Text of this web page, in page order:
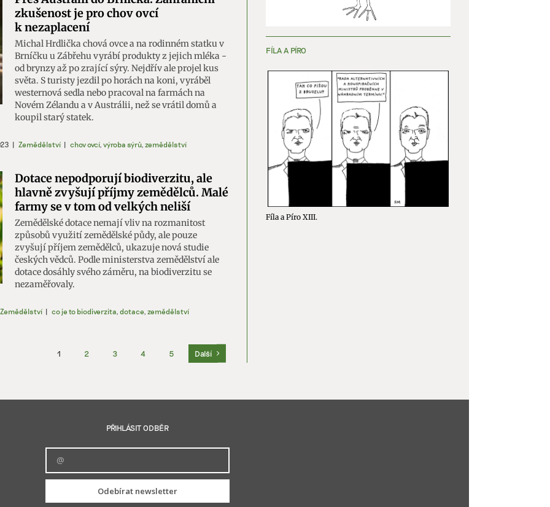
zkušenost je pro chov ovcí
k nezaplacení
Michal Hrdlička chová ovce a na rodinném statku v
Brníčku u Zábřehu vyrábí produkty z jejich mléka -
od brynzy až po zrající sýry. Nejdřív ale projel kus
světa. S turisty jezdil po horách na koni, vyráběl
westernová sedla nebo pracoval na farmách na
Novém Zélandu a v Austrálii, než se vrátil domů a
koupil starý statek.
| Zemědělství | chov ovcí, výroba sýrů, zemědělství
Dotace nepodporují biodiverzitu, ale
hlavně zvyšují příjmy zemědělců. Malé
farmy se v tom od velkých neliší
Zemědělské dotace nemají vliv na rozmanitost
způsobů využití zemědělské půdy, ale pouze
zvyšují příjem zemědělců, ukazuje nová studie
českých vědců. Podle ministerstva zemědělství ale
dotace dosáhly svého záměru, na biodiverzitu se
nezaměřovaly.
Zemědělství | co je to biodiverzita dotace zemědělství
1 2 3 4 5 Další
FÍLA A PÍRO
Fíla a Píro XIII.
PŘIHLÁSIT ODBĚR
Odebírat newsletter